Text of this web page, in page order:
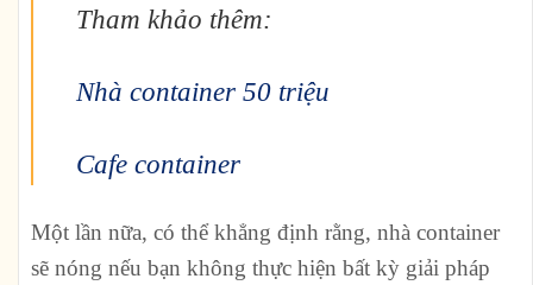
Tham khảo thêm:
Nhà container 50 triệu
Cafe container
Một lần nữa, có thể khẳng định rằng, nhà container
sẽ nóng nếu bạn không thực hiện bất kỳ giải pháp